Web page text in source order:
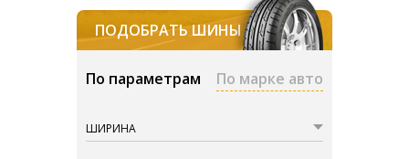
ПОДОБРАТЬ ШИНЫ
По параметрам По марке авто
ШИРИНА